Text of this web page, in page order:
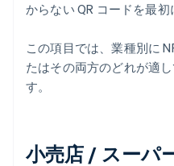
からない QR コードを最初
この項目では、業種別に
たはその両方のどれが適
す。
小売店 / スーパ